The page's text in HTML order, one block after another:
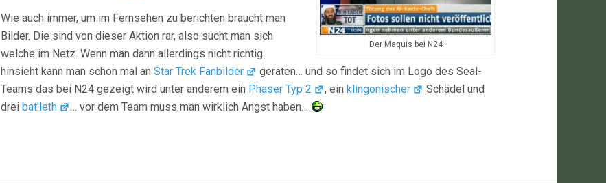
Der Maquis bei N24
Wie auch immer, um im Fernsehen zu berichten braucht man
Bilder. Die sind von dieser Aktion rar, also sucht man sich
welche im Netz. Wenn man dann allerdings nicht richtig
hinsieht kann man schon mal an Star Trek Fanbilder
geraten… und so findet sich im Logo des Seal-
Teams das bei N24 gezeigt wird unter anderem ein Phaser Typ 2 , einklingonischer
Schädel und
drei bat’leth … vor dem Team muss man wirklich Angst haben…